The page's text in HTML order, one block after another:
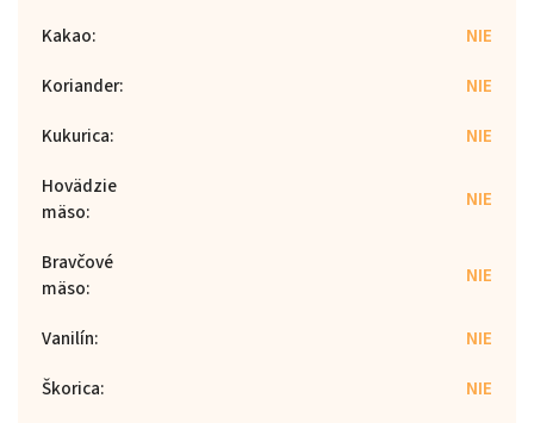
Kakao:
NIE
Koriander:
NIE
Kukurica:
NIE
Hovädzie
mäso: NIE
Bravčové
mäso: NIE
Vanilín:
NIE
Škorica:
NIE